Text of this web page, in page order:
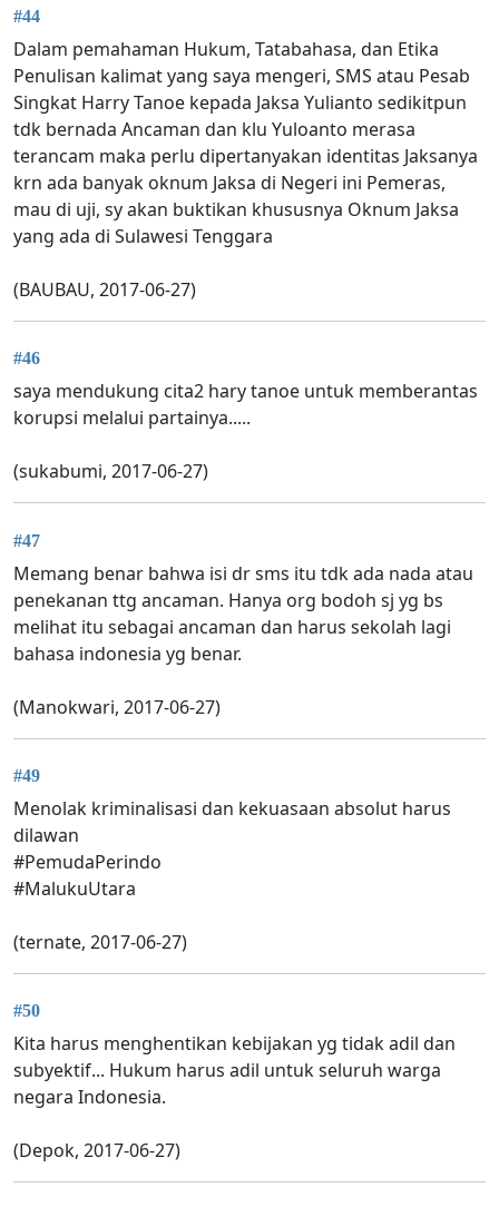
#44
Dalam pemahaman Hukum, Tatabahasa, dan Etika
Penulisan kalimat yang saya mengeri, SMS atau Pesab
Singkat Harry Tanoe kepada Jaksa Yulianto sedikitpun
tdk bernada Ancaman dan klu Yuloanto merasa
terancam maka perlu dipertanyakan identitas Jaksanya
krn ada banyak oknum Jaksa di Negeri ini Pemeras,
mau di uji, sy akan buktikan khususnya Oknum Jaksa
yang ada di Sulawesi Tenggara
(BAUBAU, 2017-06-27)
#46
saya mendukung cita2 hary tanoe untuk memberantas
korupsi melalui partainya.....
(sukabumi, 2017-06-27)
#47
Memang benar bahwa isi dr sms itu tdk ada nada atau
penekanan ttg ancaman. Hanya org bodoh sj yg bs
melihat itu sebagai ancaman dan harus sekolah lagi
bahasa indonesia yg benar.
(Manokwari, 2017-06-27)
#49
Menolak kriminalisasi dan kekuasaan absolut harus
dilawan
#PemudaPerindo
#MalukuUtara
(ternate, 2017-06-27)
#50
Kita harus menghentikan kebijakan yg tidak adil dan
subyektif... Hukum harus adil untuk seluruh warga
negara Indonesia.
(Depok, 2017-06-27)